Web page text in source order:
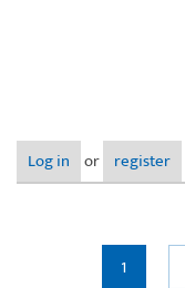
Log in or register
1